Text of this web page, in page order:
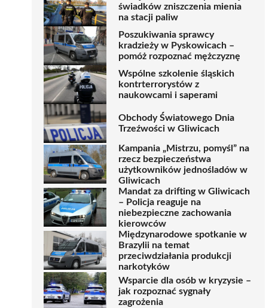
świadków zniszczenia mienia
na stacji paliw
Poszukiwania sprawcy
kradzieży w Pyskowicach –
pomóż rozpoznać mężczyznę
Wspólne szkolenie śląskich
kontrterrorystów z
naukowcami i saperami
Obchody Światowego Dnia
Trzeźwości w Gliwicach
Kampania „Mistrzu, pomyśl” na
rzecz bezpieczeństwa
użytkowników jednośladów w
Gliwicach
Mandat za drifting w Gliwicach
– Policja reaguje na
niebezpieczne zachowania
kierowców
Międzynarodowe spotkanie w
Brazylii na temat
przeciwdziałania produkcji
narkotyków
Wsparcie dla osób w kryzysie –
jak rozpoznać sygnały
zagrożenia